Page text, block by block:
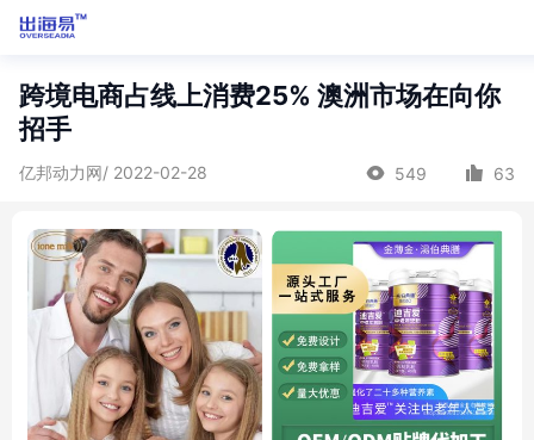
跨境电商占线上消费25% 澳洲市场在向你
招手
亿邦动力网/ 2022-02-28 549 63